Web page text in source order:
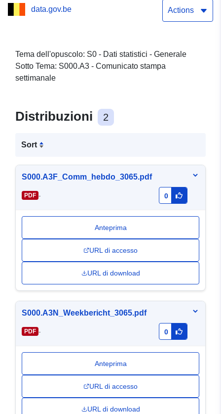
data.gov.be Actions
Tema dell'opuscolo: S0 - Dati statistici - Generale
Sotto Tema: S000.A3 - Comunicato stampa
settimanale
Distribuzioni 2
Sort
S000.A3F_Comm_hebdo_3065.pdf
PDF - 0
Anteprima
URL di accesso
URL di download
S000.A3N_Weekbericht_3065.pdf
PDF - 0
Anteprima
URL di accesso
URL di download